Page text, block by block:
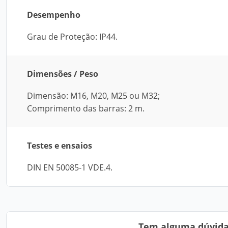
Desempenho
Grau de Proteção: IP44.
Dimensões / Peso
Dimensão: M16, M20, M25 ou M32;
Comprimento das barras: 2 m.
Testes e ensaios
DIN EN 50085-1 VDE.4.